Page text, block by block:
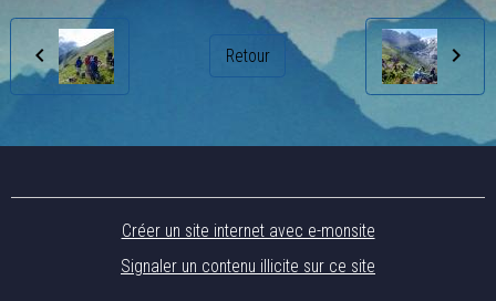
Retour
Créer un site internet avec e-monsite
Signaler un contenu illicite sur ce site